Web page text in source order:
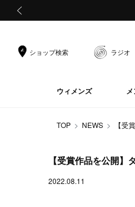
ショップ検索 ラジオ
ウィメンズ
TOP NEWS 【受
【受賞作品を公開
2022.08.11